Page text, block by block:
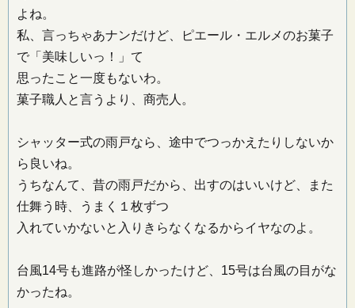
よね。
私、言っちゃあナンだけど、ピエール・エルメのお菓子
で「美味しいっ！」て
思ったこと一度もないわ。
菓子職人と言うより、商売人。
シャッター式の雨戸なら、途中でつっかえたりしないか
ら良いね。
うちなんて、昔の雨戸だから、出すのはいいけど、また
仕舞う時、うまく１枚ずつ
入れていかないと入りきらなくなるからイヤなのよ。
台風14号も進路が怪しかったけど、15号は台風の目がな
かったね。